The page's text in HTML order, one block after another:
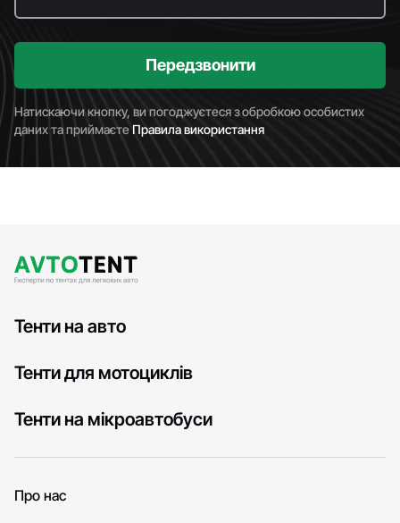
Передзвонити
Натискаючи кнопку, ви погоджуєтеся з обробкою особистих
даних та приймаєтеПравила використання
Тенти на авто
Тенти для мотоциклів
Тенти на мікроавтобуси
Про нас